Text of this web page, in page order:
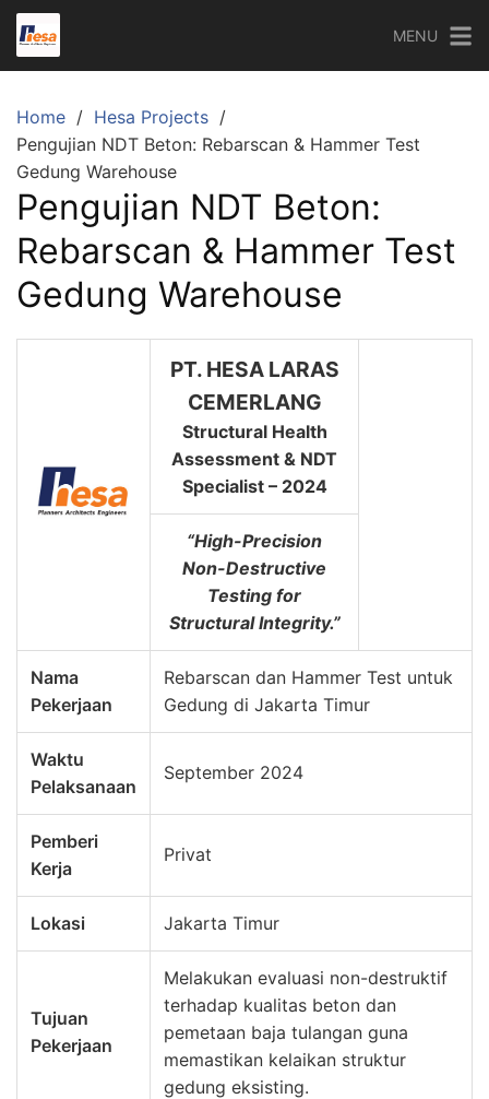
Skip
content
MENU
Home
Hesa Projects
Pengujian NDT Beton: Rebarscan & Hammer Test
Gedung Warehouse
Pengujian NDT Beton:
Rebarscan & Hammer Test
Gedung Warehouse
PT. HESA LARAS
CEMERLANG
Structural Health
Assessment & NDT
Specialist – 2024
“High-Precision
Non-Destructive
Testing for
Structural Integrity.”
Nama
Pekerjaan
Rebarscan dan Hammer Test untuk
Gedung di Jakarta Timur
Waktu
Pelaksanaan
September 2024
Pemberi
Kerja
Privat
Lokasi Jakarta Timur
Tujuan
Pekerjaan
Melakukan evaluasi non-destruktif
terhadap kualitas beton dan
pemetaan baja tulangan guna
memastikan kelaikan struktur
gedung eksisting.